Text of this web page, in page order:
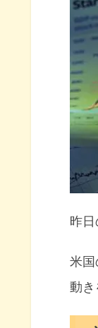
昨日
米
動き